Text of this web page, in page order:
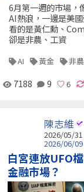
6月第一週的市場，
AI熱浪，一邊是美
看的是黃仁勳、
卻是非農、工資
AI 黃金 非農
7188 9
陳志維
2026/05/31
2026/06/
白宮連放UFO
金融市場？